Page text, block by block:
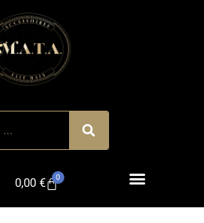
0,00 € 0